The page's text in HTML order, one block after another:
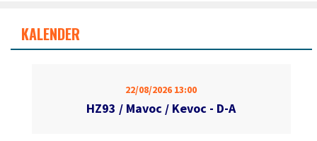
KALENDER
22/08/2026 13:00
HZ93 / Mavoc / Kevoc - D-A